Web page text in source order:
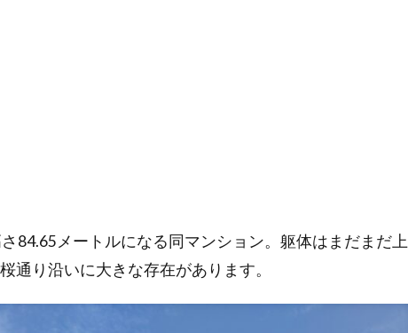
84.65メートルになる同マンション。躯体はまだまだ上
通り沿いに大きな存在があります。